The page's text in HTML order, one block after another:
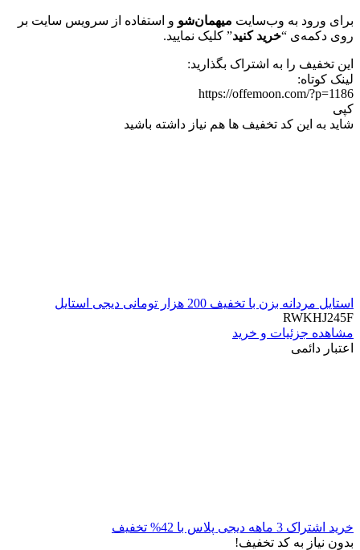
برای ورود به وب‌سایت میهمان‌شو و استفاده از سرویس سایت بر
روی دکمه‌ی “خرید کنید” کلیک نمایید.
این تخفیف را به اشتراک بگذارید:
لینک کوتاه:
https://offemoon.com/?p=1186
کپی
شاید به این کد تخفیف ها هم نیاز داشته باشید
استایل مردانه بزن با تخفیف 200 هزار تومانی دیجی استایل
RWKHJ245F
مشاهده جزئیات و خرید
اعتبار دائمی
خرید اشتراک 3 ماهه دیجی پلاس با 42% تخفیف
بدون نیاز به کد تخفیف!